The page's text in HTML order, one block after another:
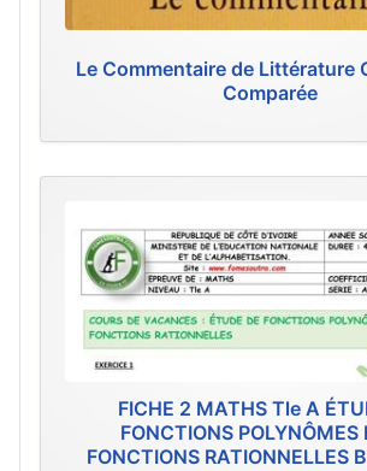
Le Commentaire de Littérature
Comparée
FICHE 2 MATHS Tle A
FONCTIONS POLYNÔMES
FONCTIONS RATIONNELLES